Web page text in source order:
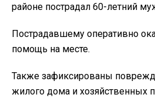
районе пострадал 60-летний
Пострадавшему оперативно
помощь на месте.
Также зафиксированы
жилого дома и хозяйственных